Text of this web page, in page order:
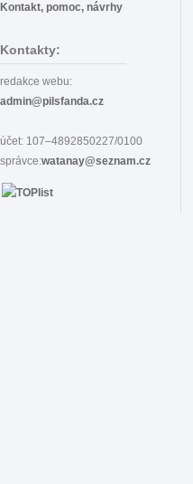
Kontakt, pomoc, návrhy
Kontakty:
redakce webu:
admin@pilsfanda.cz
účet: 107–4892850227/0100
správce:watanay@seznam.cz